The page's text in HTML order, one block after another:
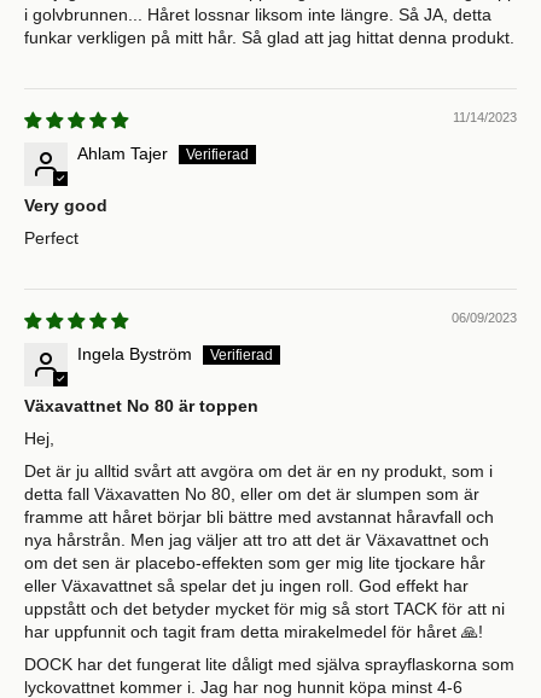
i golvbrunnen... Håret lossnar liksom inte längre. Så JA, detta
funkar verkligen på mitt hår. Så glad att jag hittat denna produkt.
11/14/2023
Ahlam Tajer
Very good
Perfect
06/09/2023
Ingela Byström
Växavattnet No 80 är toppen
Hej,
Det är ju alltid svårt att avgöra om det är en ny produkt, som i
detta fall Växavatten No 80, eller om det är slumpen som är
framme att håret börjar bli bättre med avstannat håravfall och
nya hårstrån. Men jag väljer att tro att det är Växavattnet och
om det sen är placebo-effekten som ger mig lite tjockare hår
eller Växavattnet så spelar det ju ingen roll. God effekt har
uppstått och det betyder mycket för mig så stort TACK för att ni
har uppfunnit och tagit fram detta mirakelmedel för håret 🙏!
DOCK har det fungerat lite dåligt med själva sprayflaskorna som
lyckovattnet kommer i. Jag har nog hunnit köpa minst 4-6